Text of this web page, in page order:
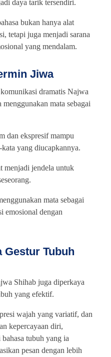
daya tarik tersendiri.
bukan hanya alat
tetapi juga menjadi sarana
yang mendalam.
Jiwa
dramatis Najwa
mata sebagai
dan ekspresif mampu
yang diucapkannya.
menjadi jendela untuk
mata sebagai
emosional dengan
Gestur Tubuh
Shihab juga diperkaya
yang efektif.
wajah yang variatif, dan
kepercayaan diri,
tubuh yang ia
pesan dengan lebih